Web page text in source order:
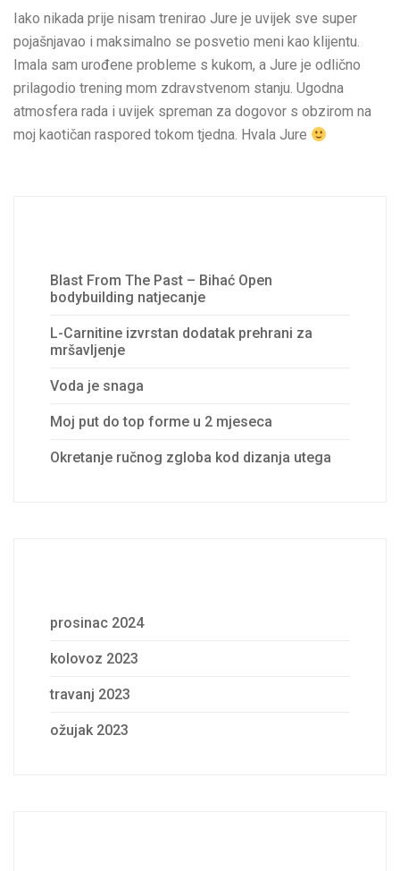
Iako nikada prije nisam trenirao Jure je uvijek sve super
pojašnjavao i maksimalno se posvetio meni kao klijentu.
Imala sam urođene probleme s kukom, a Jure je odlično
prilagodio trening mom zdravstvenom stanju. Ugodna
atmosfera rada i uvijek spreman za dogovor s obzirom na
moj kaotičan raspored tokom tjedna. Hvala Jure
Blast From The Past – Bihać Open
bodybuilding natjecanje
L-Carnitine izvrstan dodatak prehrani za
mršavljenje
Voda je snaga
Moj put do top forme u 2 mjeseca
Okretanje ručnog zgloba kod dizanja utega
prosinac 2024
kolovoz 2023
travanj 2023
ožujak 2023